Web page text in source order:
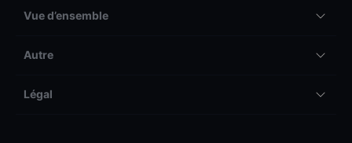
Vue d’ensemble
Autre
Légal